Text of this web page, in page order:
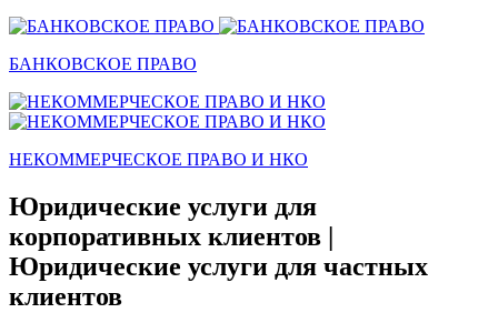
БАНКОВСКОЕ ПРАВО
НЕКОММЕРЧЕСКОЕ ПРАВО И НКО
Юридические услуги для
корпоративных клиентов |
Юридические услуги для частных
клиентов